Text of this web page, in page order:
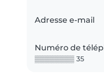
Adresse e-mail
Numéro de
▒▒▒▒▒▒▒▒ 35